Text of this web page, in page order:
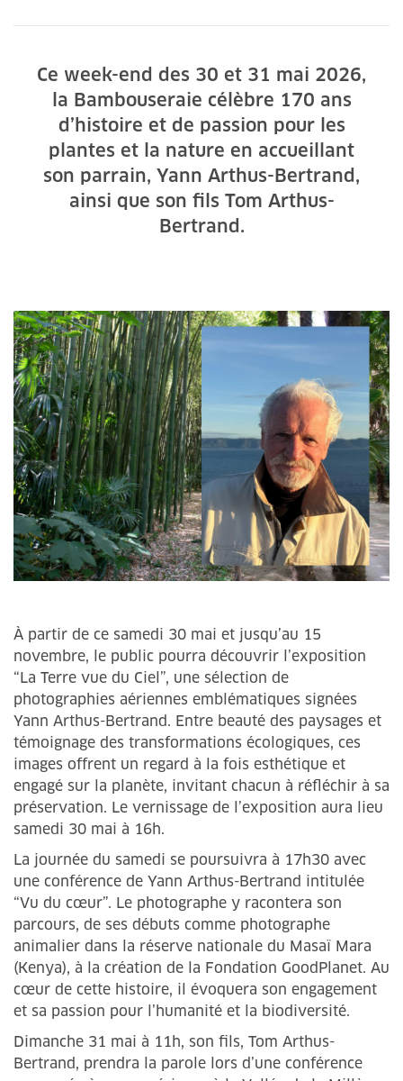
Ce week-end des 30 et 31 mai 2026,
la Bambouseraie célèbre 170 ans
d’histoire et de passion pour les
plantes et la nature en accueillant
son parrain, Yann Arthus-Bertrand,
ainsi que son fils Tom Arthus-
Bertrand.
À partir de ce samedi 30 mai et jusqu’au 15
novembre, le public pourra découvrir l’exposition
“La Terre vue du Ciel”, une sélection de
photographies aériennes emblématiques signées
Yann Arthus-Bertrand. Entre beauté des paysages et
témoignage des transformations écologiques, ces
images offrent un regard à la fois esthétique et
engagé sur la planète, invitant chacun à réfléchir à sa
préservation. Le vernissage de l’exposition aura lieu
samedi 30 mai à 16h.
La journée du samedi se poursuivra à 17h30 avec
une conférence de Yann Arthus-Bertrand intitulée
“Vu du cœur”. Le photographe y racontera son
parcours, de ses débuts comme photographe
animalier dans la réserve nationale du Masaï Mara
(Kenya), à la création de la Fondation GoodPlanet. Au
cœur de cette histoire, il évoquera son engagement
et sa passion pour l’humanité et la biodiversité.
Dimanche 31 mai à 11h, son fils, Tom Arthus-
Bertrand, prendra la parole lors d’une conférence